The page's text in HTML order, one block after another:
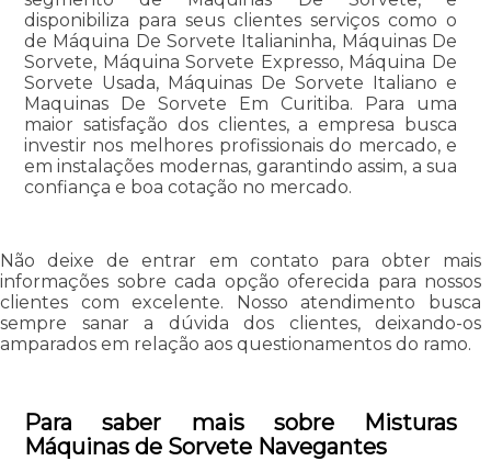
disponibiliza para seus clientes serviços como o
de Máquina De Sorvete Italianinha, Máquinas De
Sorvete, Máquina Sorvete Expresso, Máquina De
Sorvete Usada, Máquinas De Sorvete Italiano e
Maquinas De Sorvete Em Curitiba. Para uma
maior satisfação dos clientes, a empresa busca
investir nos melhores profissionais do mercado, e
em instalações modernas, garantindo assim, a sua
confiança e boa cotação no mercado.
Não deixe de entrar em contato para obter mais
informações sobre cada opção oferecida para nossos
clientes com excelente. Nosso atendimento busca
sempre sanar a dúvida dos clientes, deixando-os
amparados em relação aos questionamentos do ramo.
Para saber mais sobre Misturas
Máquinas de Sorvete Navegantes